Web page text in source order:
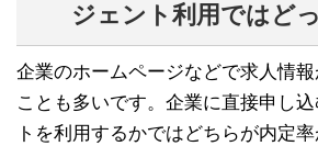
ジェント利用ではど
企業のホームページなどで求人情
ことも多いです。企業に直接申し
トを利用するかではどちらが内定